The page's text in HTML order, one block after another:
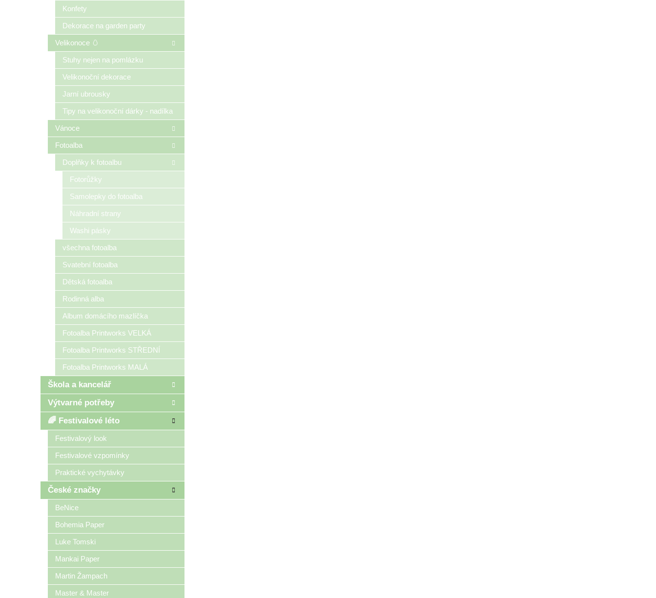
Konfety
Dekorace na garden party
Velikonoce 🥚
Stuhy nejen na pomlázku
Velikonoční dekorace
Jarní ubrousky
Tipy na velikonoční dárky - nadílka
Vánoce
Fotoalba
Doplňky k fotoalbu
Fotorůžky
Samolepky do fotoalba
Náhradní strany
Washi pásky
všechna fotoalba
Svatební fotoalba
Dětská fotoalba
Rodinná alba
Album domácího mazlíčka
Fotoalba Printworks VELKÁ
Fotoalba Printworks STŘEDNÍ
Fotoalba Printworks MALÁ
Škola a kancelář
Výtvarné potřeby
🌈 Festivalové léto
Festivalový look
Festivalové vzpomínky
Praktické vychytávky
České značky
BeNice
Bohemia Paper
Luke Tomski
Mankai Paper
Martin Žampach
Master & Master